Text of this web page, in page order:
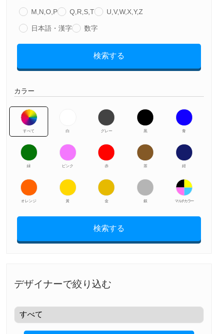
M,N,O,P Q,R,S,T U,V,W,X,Y,Z
日本語・漢字 数字
検索する
カラー
すべて 白 グレー 黒 青
緑 ピンク 赤 茶 紺
オレンジ 黃 金 銀 マルチカラー
検索する
デザイナーで絞り込む